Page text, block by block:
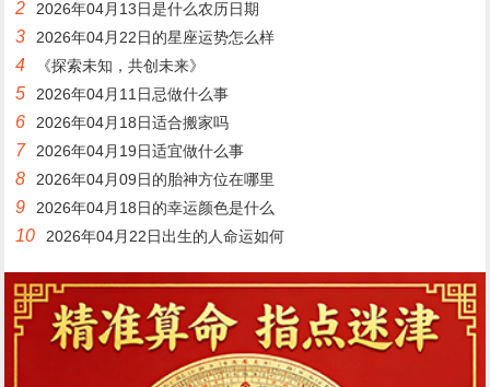
2 2026年04月13日是什么农历日期
3 2026年04月22日的星座运势怎么样
4 《探索未知，共创未来》
5 2026年04月11日忌做什么事
6 2026年04月18日适合搬家吗
7 2026年04月19日适宜做什么事
8 2026年04月09日的胎神方位在哪里
9 2026年04月18日的幸运颜色是什么
10 2026年04月22日出生的人命运如何